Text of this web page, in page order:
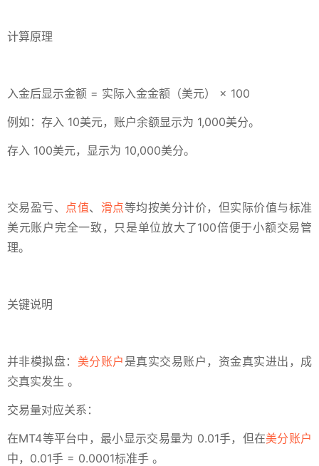
计算原理
入金后显示金额 = 实际入金金额（美元） × 100
例如：存入 10美元，账户余额显示为 1,000美分。
存入 100美元，显示为 10,000美分。
交易盈亏、 点值、 滑点等均按美分计价，但实际价值与标准
美元账户完全一致，只是单位放大了100倍便于小额交易管
理。
关键说明
并非模拟盘： 美分账户 是真实交易账户，资金真实进出，成
交真实发生 。
交易量对应关系：
在MT4等平台中，最小显示交易量为 0.01手，但在美分账户
中，0.01手 = 0.0001标准手 。